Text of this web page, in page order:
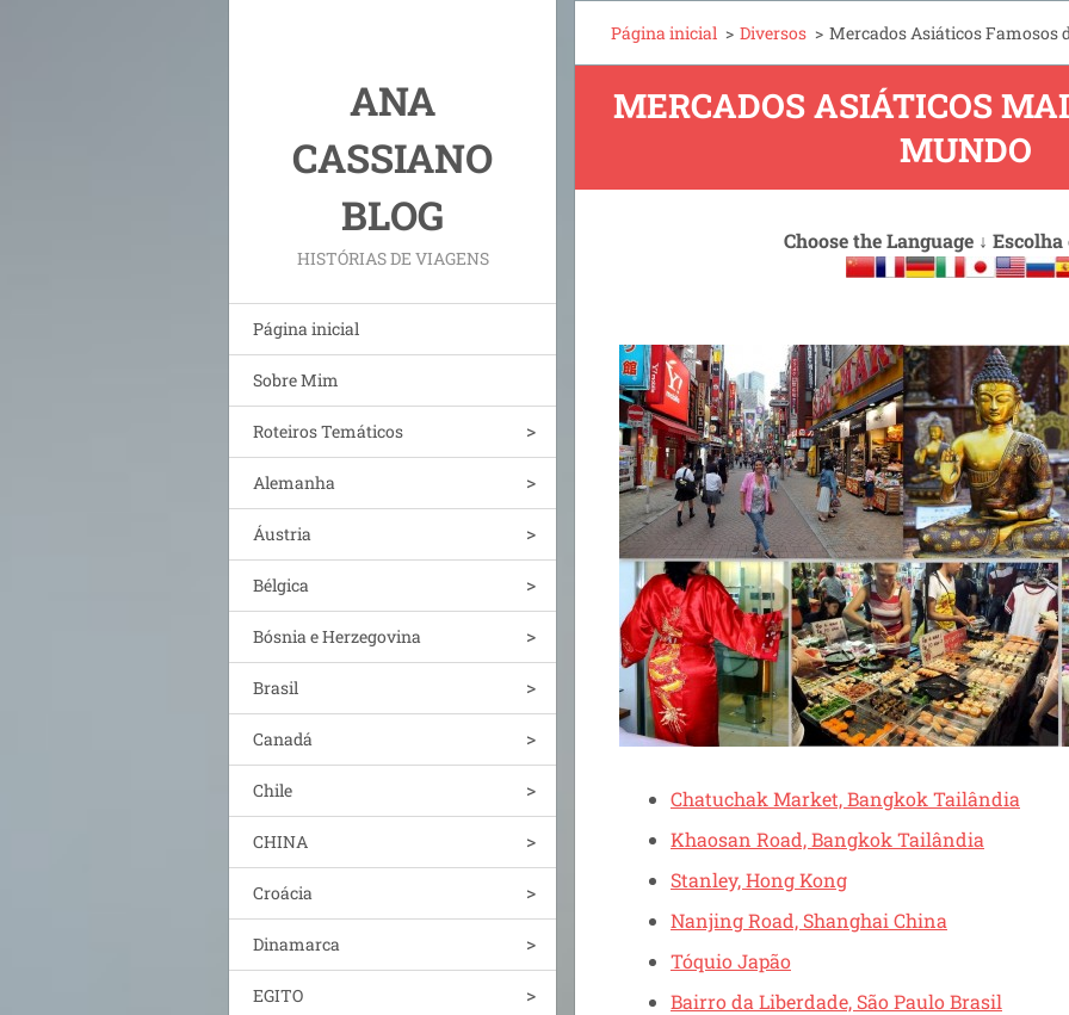
ANA
CASSIANO
BLOG
HISTÓRIAS DE VIAGENS
Página inicial
Sobre Mim
Roteiros Temáticos
Alemanha
Áustria
Bélgica
Bósnia e Herzegovina
Brasil
Canadá
Chile
CHINA
Croácia
Dinamarca
EGITO
Página inicial > Diversos > Mercados Asiáticos Famosos
MERCADOS ASIÁTICOS
MUNDO
Choose the Language ↓
Chatuchak Market, Bangkok Tailândia
Khaosan Road, Bangkok Tailândia
Stanley, Hong Kong
Nanjing Road, Shanghai China
Tóquio Japão
Bairro da Liberdade, São Paulo Brasil